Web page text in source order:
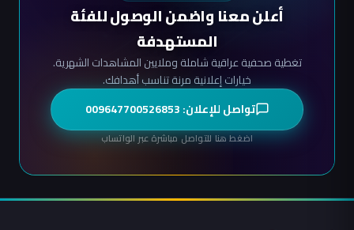
أعلن معنا واضمن الوصول للفئة
المستهدفة
تغطية صحفية عراقية شاملة وملايين المشاهدات الشهرية.
خيارات إعلانية مرنة تناسب أهدافك.
تواصل للإعلان: 009647700526853
اضغط هنا للتواصل مباشرة عبر الواتساب